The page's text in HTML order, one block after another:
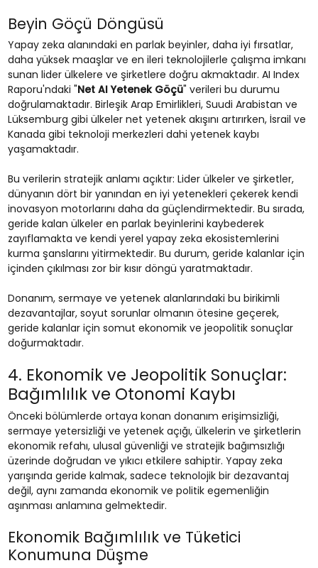
Beyin Göçü Döngüsü
Yapay zeka alanındaki en parlak beyinler, daha iyi fırsatlar,
daha yüksek maaşlar ve en ileri teknolojilerle çalışma imkanı
sunan lider ülkelere ve şirketlere doğru akmaktadır. AI Index
Raporu'ndaki "Net AI Yetenek Göçü" verileri bu durumu
doğrulamaktadır. Birleşik Arap Emirlikleri, Suudi Arabistan ve
Lüksemburg gibi ülkeler net yetenek akışını artırırken, İsrail ve
Kanada gibi teknoloji merkezleri dahi yetenek kaybı
yaşamaktadır.
Bu verilerin stratejik anlamı açıktır: Lider ülkeler ve şirketler,
dünyanın dört bir yanından en iyi yetenekleri çekerek kendi
inovasyon motorlarını daha da güçlendirmektedir. Bu sırada,
geride kalan ülkeler en parlak beyinlerini kaybederek
zayıflamakta ve kendi yerel yapay zeka ekosistemlerini
kurma şanslarını yitirmektedir. Bu durum, geride kalanlar için
içinden çıkılması zor bir kısır döngü yaratmaktadır.
Donanım, sermaye ve yetenek alanlarındaki bu birikimli
dezavantajlar, soyut sorunlar olmanın ötesine geçerek,
geride kalanlar için somut ekonomik ve jeopolitik sonuçlar
doğurmaktadır.
4. Ekonomik ve Jeopolitik Sonuçlar:
Bağımlılık ve Otonomi Kaybı
Önceki bölümlerde ortaya konan donanım erişimsizliği,
sermaye yetersizliği ve yetenek açığı, ülkelerin ve şirketlerin
ekonomik refahı, ulusal güvenliği ve stratejik bağımsızlığı
üzerinde doğrudan ve yıkıcı etkilere sahiptir. Yapay zeka
yarışında geride kalmak, sadece teknolojik bir dezavantaj
değil, aynı zamanda ekonomik ve politik egemenliğin
aşınması anlamına gelmektedir.
Ekonomik Bağımlılık ve Tüketici
Konumuna Düşme